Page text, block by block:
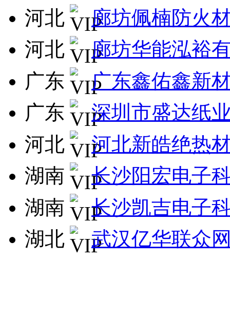
河北
廊坊佩楠防火
河北
廊坊华能泓裕
广东
广东鑫佑鑫新
广东
深圳市盛达纸
河北
河北新皓绝热
湖南
长沙阳宏电子
湖南
长沙凯吉电子
湖北
武汉亿华联众